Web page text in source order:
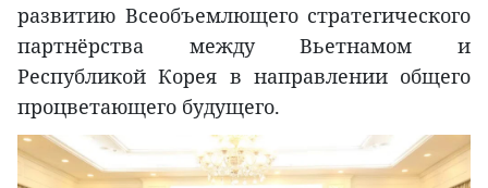
развитию Всеобъемлющего стратегического
партнёрства между Вьетнамом и
Республикой Корея в направлении общего
процветающего будущего.